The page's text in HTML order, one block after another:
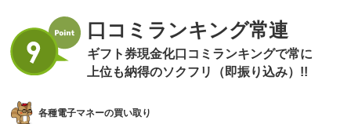
口コミランキング常連
ギフト券現金化口コミランキングで常に
上位も納得のソクフリ（即振り込み）!!
各種電子マネーの買い取り